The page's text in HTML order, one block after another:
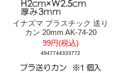
イナズマ プラスチック 送り
カン 20mm AK-74-20
99円(税込)
4947744333772